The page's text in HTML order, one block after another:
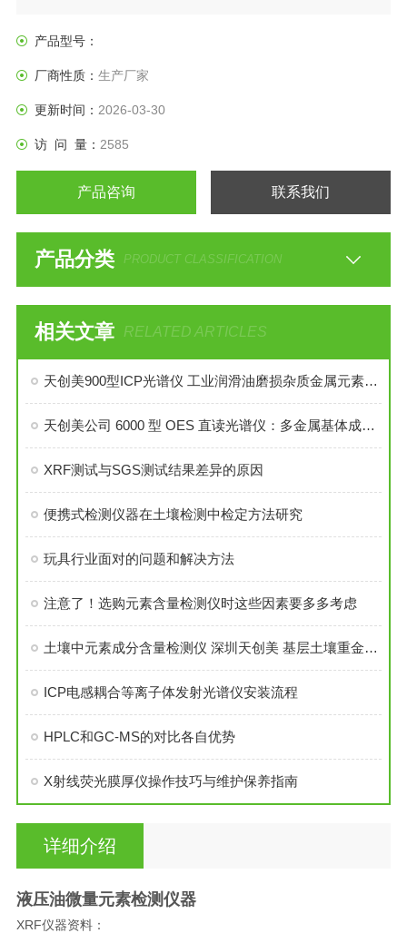
超快分析速度, 仅需1钟就可检测出元素含量。
产品型号：
厂商性质： 生产厂家
更新时间： 2026-03-30
访 问 量： 2585
产品咨询 联系我们
产品分类 PRODUCT CLASSIFICATION
相关文章 RELATED ARTICLES
天创美900型ICP光谱仪 工业润滑油磨损杂质金属元素分析设备
天创美公司 6000 型 OES 直读光谱仪：多金属基体成分快速精准检测方案
XRF测试与SGS测试结果差异的原因
便携式检测仪器在土壤检测中检定方法研究
玩具行业面对的问题和解决方法
注意了！选购元素含量检测仪时这些因素要多多考虑
土壤中元素成分含量检测仪 深圳天创美 基层土壤重金属多元素检测设备
ICP电感耦合等离子体发射光谱仪安装流程
HPLC和GC-MS的对比各自优势
X射线荧光膜厚仪操作技巧与维护保养指南
详细介绍
液压油微量元素检测仪器
XRF仪器资料：